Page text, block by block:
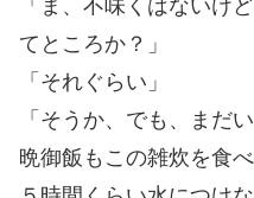
「ま、不味くはないけ
てところか？」
「それぐらい」
「そうか、でも、まだ
晩御飯もこの雑炊を食